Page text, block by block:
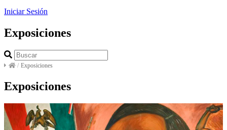
Iniciar Sesión
Exposiciones
/ Exposiciones
Exposiciones